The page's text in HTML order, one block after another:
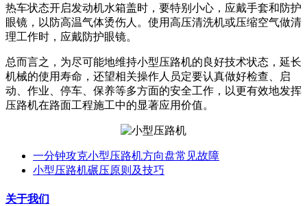
热车状态开启发动机水箱盖时，要特别小心，应戴手套和防护
眼镜，以防高温气体烫伤人。使用高压清洗机或压缩空气做清
理工作时，应戴防护眼镜。
总而言之，为尽可能地维持小型压路机的良好技术状态，延长
机械的使用寿命，还望相关操作人员定要认真做好检查、启
动、作业、停车、保养等多方面的安全工作，以更有效地发挥
压路机在路面工程施工中的显著应用价值。
一分钟攻克小型压路机方向盘常见故障
小型压路机碾压原则及技巧
关于我们